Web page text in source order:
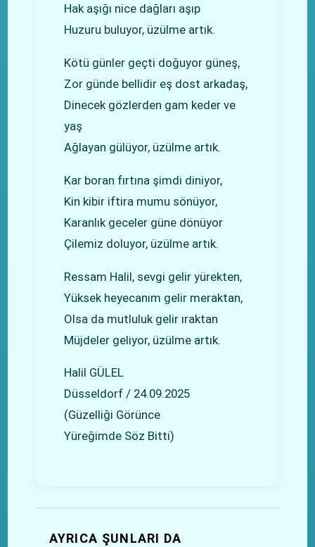
Hak aşığı nice dağları aşıp
Huzuru buluyor, üzülme artık.
Kötü günler geçti doğuyor güneş,
Zor günde bellidir eş dost arkadaş,
Dinecek gözlerden gam keder ve
yaş
Ağlayan gülüyor, üzülme artık.
Kar boran fırtına şimdi diniyor,
Kin kibir iftira mumu sönüyor,
Karanlık geceler güne dönüyor
Çilemiz doluyor, üzülme artık.
Ressam Halil, sevgi gelir yürekten,
Yüksek heyecanım gelir meraktan,
Olsa da mutluluk gelir ıraktan
Müjdeler geliyor, üzülme artık.
Halil GÜLEL
Düsseldorf / 24.09.2025
(Güzelliği Görünce
Yüreğimde Söz Bitti)
AYRICA ŞUNLARI DA